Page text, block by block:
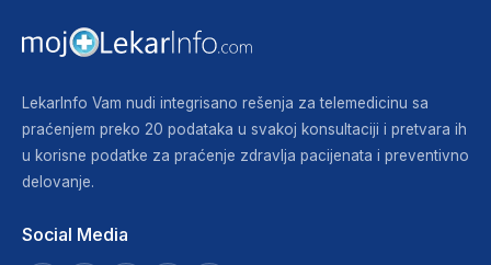
LekarInfo Vam nudi integrisano rešenja za telemedicinu sa
praćenjem preko 20 podataka u svakoj konsultaciji i pretvara ih
u korisne podatke za praćenje zdravlja pacijenata i preventivno
delovanje.
Social Media